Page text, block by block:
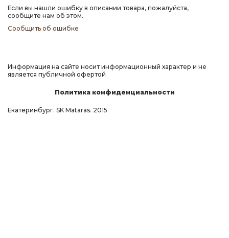
Если вы нашли ошибку в описании товара, пожалуйста,
сообщите нам об этом.
Сообщить об ошибке
Информация на сайте носит информационный характер и не
является публичной офертой
Политика конфиденциальности
Екатеринбург. SK Mataras. 2015